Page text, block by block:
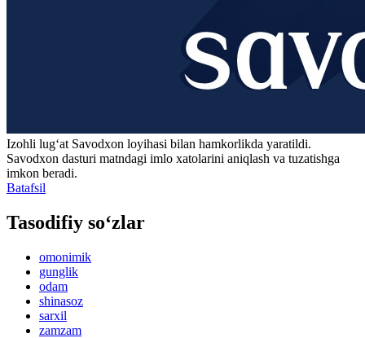
Izohli lugʻat Savodxon loyihasi bilan hamkorlikda yaratildi.
Savodxon dasturi matndagi imlo xatolarini aniqlash va tuzatishga
imkon beradi.
Batafsil
Tasodifiy so‘zlar
omonimik
gunglik
odam
shinasoz
sarxil
zamzam